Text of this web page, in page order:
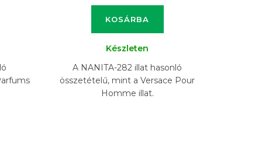
KOSÁRBA
Készleten
A NANITA-282 illat hasonló
összetételű, mint a Versace Pour
Homme illat.